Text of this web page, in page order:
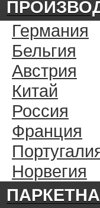
Германия
Бельгия
Австрия
Китай
Россия
Франция
Норвегия